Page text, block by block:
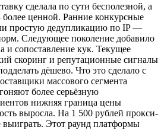
сделала по сути бесполезной, а
ценной. Ранние конкурсные
простую дедупликацию по IP —
Следующее поколение добавило
и сопоставление кук. Текущее
скоринг и репутационные сигналы
дёшево. Что это сделало с
массового сегмента
более серьёзную
нижняя граница цены
выросла. На 1 500 рублей прокси-
выиграть. Этот раунд платформы